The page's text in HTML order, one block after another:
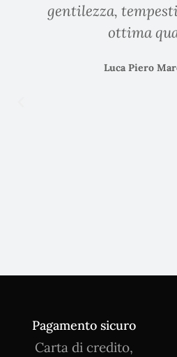
gentilezza,
ottima
Luca Piero
Pagamento sicuro
Carta di credito,